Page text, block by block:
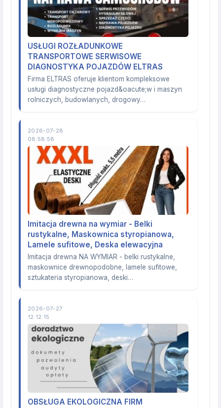
USŁUGI ROZŁADUNKOWE
TRANSPORTOWE SERWISOWE
DIAGNOSTYKA POJAZDÓW ELTRAS
Firma ELTRAS oferuje klientom kompleksowe
usługi diagnostyczne pojazd&oacute;w i maszyn
rolniczych, budowlanych, drogowy…
2026-07-28
08:58:58
Imitacja drewna na wymiar - Belki
rustykalne, Maskownica styropianowa,
Lamele sufitowe, Deska elewacyjna
Imitacja drewna NA WYMIAR - belki rustykalne,
maskownice drewnopodobne, lamele sufitowe,
sztukateria styropianowa, deski…
2026-07-27
12:12:15
OBSŁUGA EKOLOGICZNA FIRM